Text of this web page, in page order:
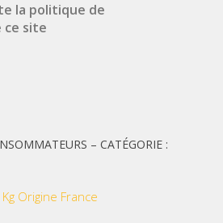
la politique de
ce site
– CATÉGORIE :
Kg Origine France